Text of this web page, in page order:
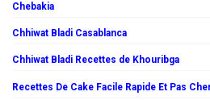
Chebakia
Chhiwat Bladi Casablanca
Chhiwat Bladi Recettes de Khouribga
Recettes De Cake Facile Rapide Et Pas